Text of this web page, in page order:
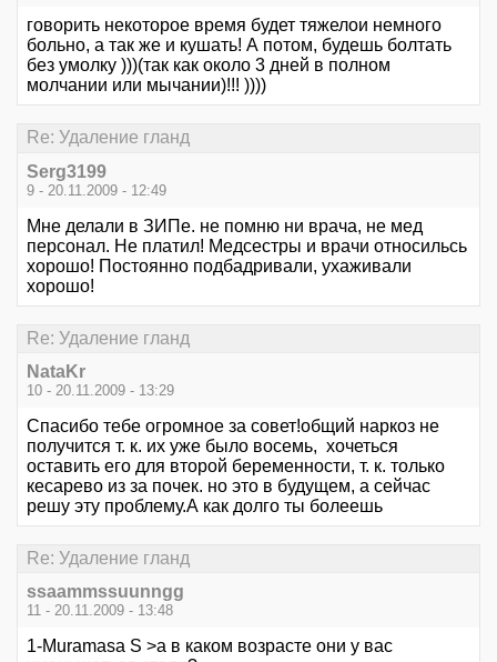
говорить некоторое время будет тяжелои немного
больно, а так же и кушать! А потом, будешь болтать
без умолку )))(так как около 3 дней в полном
молчании или мычании)!!! ))))
Re: Удаление гланд
Serg3199
9 - 20.11.2009 - 12:49
Мне делали в ЗИПе. не помню ни врача, не мед
персонал. Не платил! Медсестры и врачи относильсь
хорошо! Постоянно подбадривали, ухаживали
хорошо!
Re: Удаление гланд
NataKr
10 - 20.11.2009 - 13:29
Спасибо тебе огромное за совет!общий наркоз не
получится т. к. их уже было восемь, хочеться
оставить его для второй беременности, т. к. только
кесарево из за почек. но это в будущем, а сейчас
решу эту проблему.А как долго ты болеешь
Re: Удаление гланд
ssaammssuunngg
11 - 20.11.2009 - 13:48
1-Muramasa S >а в каком возрасте они у вас